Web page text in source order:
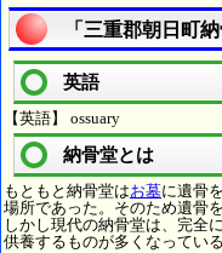
「三重郡朝日町
英語
【英語】 ossuary
納骨堂とは
もともと納骨堂はお墓に遺骨
場所であった。そのため遺骨
しかし現代の納骨堂は、完全
供養するものが多くなってい